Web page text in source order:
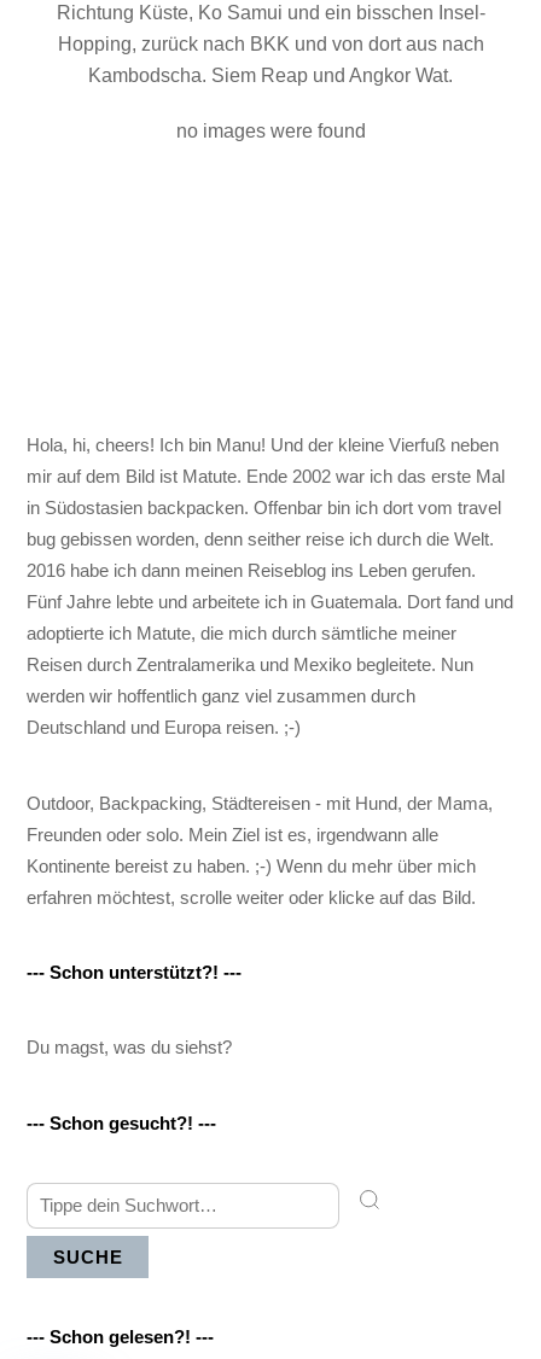
Richtung Küste, Ko Samui und ein bisschen Insel-
Hopping, zurück nach BKK und von dort aus nach
Kambodscha. Siem Reap und Angkor Wat.
no images were found
Hola, hi, cheers! Ich bin Manu! Und der kleine Vierfuß neben
mir auf dem Bild ist Matute. Ende 2002 war ich das erste Mal
in Südostasien backpacken. Offenbar bin ich dort vom travel
bug gebissen worden, denn seither reise ich durch die Welt.
2016 habe ich dann meinen Reiseblog ins Leben gerufen.
Fünf Jahre lebte und arbeitete ich in Guatemala. Dort fand und
adoptierte ich Matute, die mich durch sämtliche meiner
Reisen durch Zentralamerika und Mexiko begleitete. Nun
werden wir hoffentlich ganz viel zusammen durch
Deutschland und Europa reisen. ;-)
Outdoor, Backpacking, Städtereisen - mit Hund, der Mama,
Freunden oder solo. Mein Ziel ist es, irgendwann alle
Kontinente bereist zu haben. ;-) Wenn du mehr über mich
erfahren möchtest, scrolle weiter oder klicke auf das Bild.
--- Schon unterstützt?! ---
Du magst, was du siehst?
--- Schon gesucht?! ---
SUCHE
--- Schon gelesen?! ---